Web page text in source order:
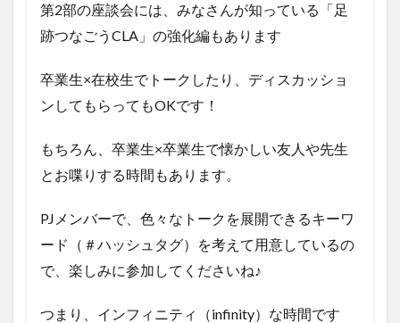
第2部の座談会には、みなさんが知っている「足
跡つなごうCLA」の強化編もあります
卒業生×在校生でトークしたり、ディスカッショ
ンしてもらってもOKです！
もちろん、卒業生×卒業生で懐かしい友人や先生
とお喋りする時間もあります。
PJメンバーで、色々なトークを展開できるキーワ
ード（＃ハッシュタグ）を考えて用意しているの
で、楽しみに参加してくださいね♪
つまり、インフィニティ（infinity）な時間です